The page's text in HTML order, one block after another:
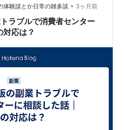
窓口に連絡。 すると、ちゃん
体験談とか日常の雑多談 • 3ヶ月前
ラブルで消費者センター
対応は？